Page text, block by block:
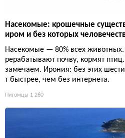
Насекомые: крошечные
иром и без которых
Насекомые — 80% всех
рерабатывают почву, кормят
замечаем. Ирония: без этих
т быстрее, чем без интернета.
Питомцы 1 260